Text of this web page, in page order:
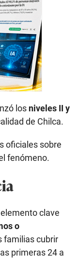
los niveles II y
de Chilca.
oficiales sobre
fenómeno.
clave
o
familias cubrir
primeras 24 a